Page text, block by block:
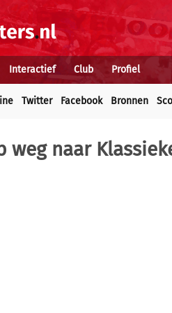
Interactief Club Profiel
Twitter Facebook Bronnen
weg naar